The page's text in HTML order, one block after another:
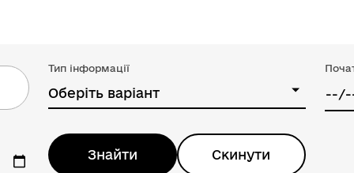
Тип інформації
Оберіть варіант
Знайти Скинути